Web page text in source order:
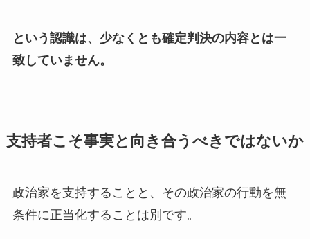
という認識は、少なくとも確定判決の内容とは一
致していません。
支持者こそ事実と向き合うべきではないか
政治家を支持することと、その政治家の行動を無
条件に正当化することは別です。